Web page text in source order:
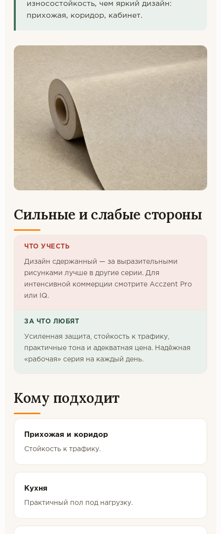
износостойкость, чем яркий дизайн:
прихожая, коридор, кабинет.
Сильные и слабые стороны
ЧТО УЧЕСТЬ
Дизайн сдержанный — за выразительными
рисунками лучше в другие серии. Для
интенсивной коммерции смотрите Acczent Pro
или IQ.
ЗА ЧТО ЛЮБЯТ
Усиленная защита, стойкость к трафику,
практичные тона и адекватная цена. Надёжная
«рабочая» серия на каждый день.
Кому подходит
Прихожая и коридор
Стойкость к трафику.
Кухня
Практичный пол под нагрузку.